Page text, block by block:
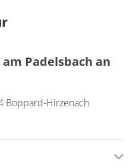
Padelsbach an
Boppard-Hirzenach